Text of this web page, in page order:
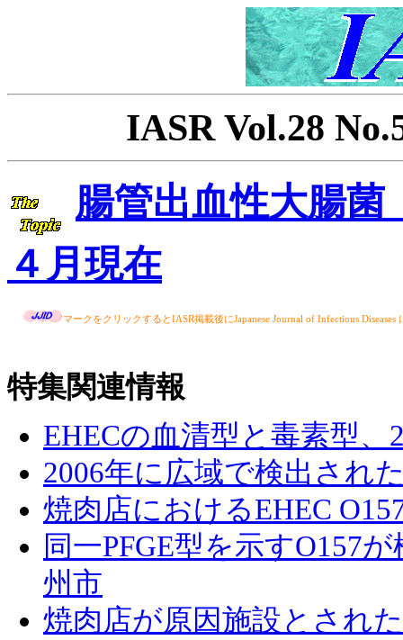
IASR Vol.28
腸管出血性大腸
４月現在
マークをクリックするとIASR掲載後にJapanese Journal of Infectious
特集関連情報
EHECの血清型と毒素型、
2006年に広域で検出され
焼肉店におけるEHEC
同一PFGE型を示すO157
州市
焼肉店が原因施設とされ